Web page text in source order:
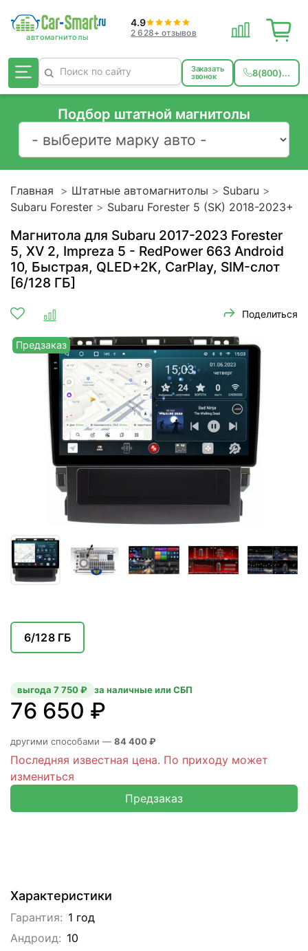
4.9
2 628+ отзывов
Заказать
звонок 8(800)...
Подбор штатной магнитолы
Главная Штатные автомагнитолы
Subaru
Subaru Forester
Subaru Forester 5 (SK) 2018-2023+
Магнитола для Subaru 2017-2023 Forester
5, XV 2, Impreza 5 - RedPower 663 Android
10, Быстрая, QLED+2K, CarPlay, SIM-слот
[6/128 ГБ]
Поделиться
Предзаказ
Характеристики
Гарантия: 1 год
Андроид: 10
6/128 ГБ
76 650 ₽
выгода 7 750 ₽ за наличные или СБП
другими способами — 84 400 ₽
Последняя известная цена. По приходу может
измениться
Предзаказ